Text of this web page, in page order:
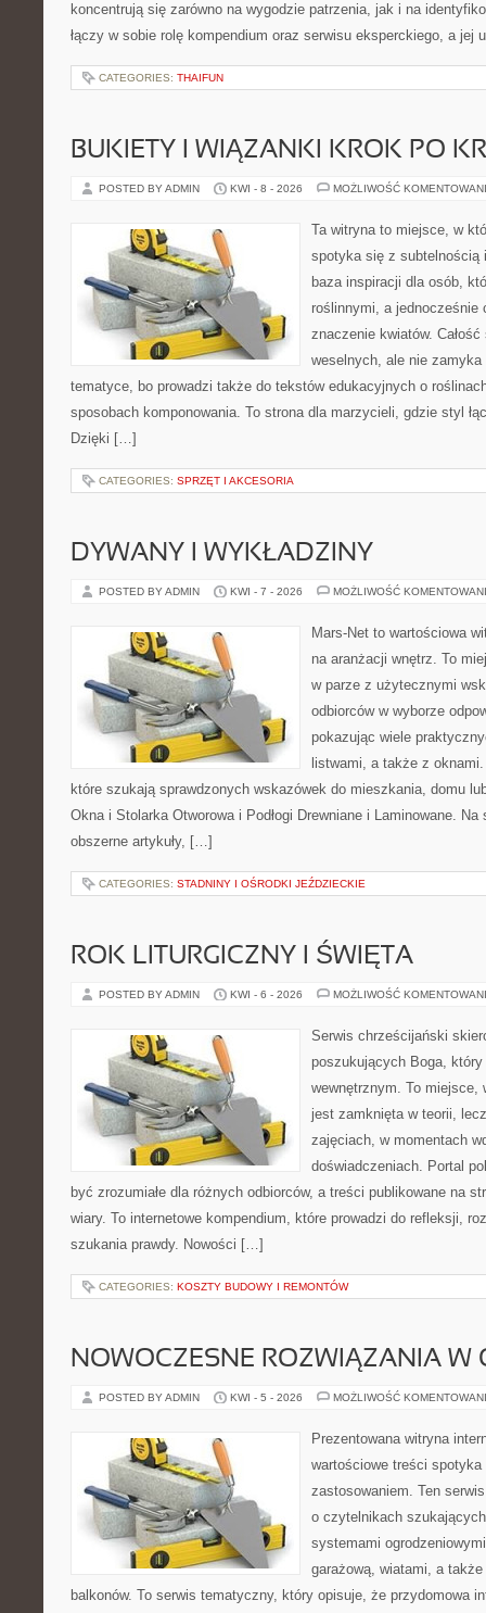
koncentrują się zarówno na wygodzie patrzenia, jak i na
łączy w sobie rolę kompendium oraz serwisu eksperckiego, a jej
CATEGORIES: THAIFUN
BUKIETY I WIĄZANKI KROK PO
POSTED BY ADMIN KWI - 8 - 2026 MOŻLIWOŚĆ
Ta witryna to miejsce, w
spotyka się z subtelnością
baza inspiracji dla osób,
roślinnymi, a jednocześnie
znaczenie kwiatów.
weselnych, ale nie zamyka
tematyce, bo prowadzi także do tekstów edukacyjnych o
sposobach komponowania. To strona dla marzycieli, gdzie styl
Dzięki […]
CATEGORIES: SPRZĘT I AKCESORIA
DYWANY I WYKŁADZINY
POSTED BY ADMIN KWI - 7 - 2026 MOŻLIWOŚĆ
Mars-Net to wartościowa
na aranżacji wnętrz. To
w parze z użytecznymi
odbiorców w wyborze
pokazując wiele
listwami, a także z
które szukają sprawdzonych wskazówek do mieszkania, domu
Okna i Stolarka Otworowa i Podłogi Drewniane i Laminowane.
obszerne artykuły, […]
CATEGORIES: STADNINY I OŚRODKI JEŹDZIECKIE
ROK LITURGICZNY I ŚWIĘTA
POSTED BY ADMIN KWI - 6 - 2026 MOŻLIWOŚĆ
Serwis chrześcijański
poszukujących Boga,
wewnętrznym. To miejsce,
jest zamknięta w teorii,
zajęciach, w momentach
doświadczeniach. Portal
być zrozumiałe dla różnych odbiorców, a treści publikowane na
wiary. To internetowe kompendium, które prowadzi do refleksji,
szukania prawdy. Nowości […]
CATEGORIES: KOSZTY BUDOWY I REMONTÓW
NOWOCZESNE ROZWIĄZANIA W
POSTED BY ADMIN KWI - 5 - 2026 MOŻLIWOŚĆ
Prezentowana witryna
wartościowe treści
zastosowaniem. Ten
o czytelnikach
systemami
garażową, wiatami, a
balkonów. To serwis tematyczny, który opisuje, że przydomowa